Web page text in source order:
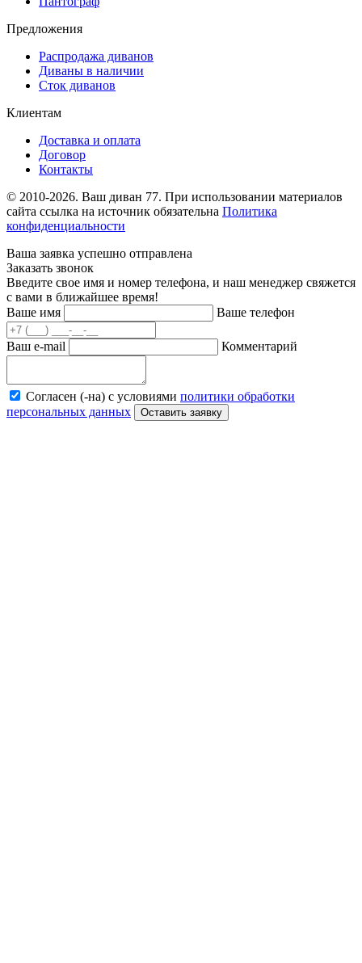
Предложения
Распродажа диванов
Диваны в наличии
Сток диванов
Клиентам
Доставка и оплата
Договор
Контакты
© 2010-2026. Ваш диван 77. При использовании материалов
сайта ссылка на источник обязательна Политика
конфиденциальности
Ваша заявка успешно отправлена
Заказать звонок
Введите свое имя и номер телефона, и наш менеджер свяжется
с вами в ближайшее время!
Ваше имя
Ваше телефон
Ваш e-mail Комментарий
Согласен (-на) с условиями политики обработки
персональных данных